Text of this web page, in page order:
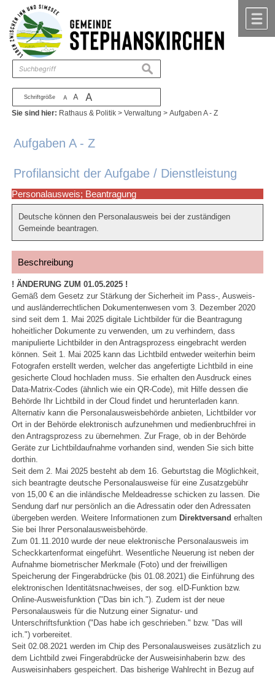
Zum Inhalt ,zur Navigation
Schriftgröße A A A
suchen
Sie sind hier: Rathaus & Politik >Verwaltung >Aufgaben A - Z
Aufgaben A - Z
Profilansicht der Aufgabe / Dienstleistung
Personalausweis; Beantragung
Deutsche können den Personalausweis bei der zuständigen
Gemeinde beantragen.
Beschreibung
! ÄNDERUNG ZUM 01.05.2025 !
Gemäß dem Gesetz zur Stärkung der Sicherheit im Pass-, Ausweis-
und ausländerrechtlichen Dokumentenwesen vom 3. Dezember 2020
sind seit dem 1. Mai 2025 digitale Lichtbilder für die Beantragung
hoheitlicher Dokumente zu verwenden, um zu verhindern, dass
manipulierte Lichtbilder in den Antragsprozess eingebracht werden
können. Seit 1. Mai 2025 kann das Lichtbild entweder weiterhin beim
Fotografen erstellt werden, welcher das angefertigte Lichtbild in eine
gesicherte Cloud hochladen muss. Sie erhalten den Ausdruck eines
Data-Matrix-Codes (ähnlich wie ein QR-Code), mit Hilfe dessen die
Behörde Ihr Lichtbild in der Cloud findet und herunterladen kann.
Alternativ kann die Personalausweisbehörde anbieten, Lichtbilder vor
Ort in der Behörde elektronisch aufzunehmen und medienbruchfrei in
den Antragsprozess zu übernehmen. Zur Frage, ob in der Behörde
Geräte zur Lichtbildaufnahme vorhanden sind, wenden Sie sich bitte
dorthin.
Seit dem 2. Mai 2025 besteht ab dem 16. Geburtstag die Möglichkeit,
sich beantragte deutsche Personalausweise für eine Zusatzgebühr
von 15,00 € an die inländische Meldeadresse schicken zu lassen. Die
Sendung darf nur persönlich an die Adressatin oder den Adressaten
übergeben werden. Weitere Informationen zum Direktversand erhalten
Sie bei Ihrer Personalausweisbehörde.
Zum 01.11.2010 wurde der neue elektronische Personalausweis im
Scheckkartenformat eingeführt. Wesentliche Neuerung ist neben der
Aufnahme biometrischer Merkmale (Foto) und der freiwilligen
Speicherung der Fingerabdrücke (bis 01.08.2021) die Einführung des
elektronischen Identitätsnachweises, der sog. eID-Funktion bzw.
Online-Ausweisfunktion ("Das bin ich."). Zudem ist der neue
Personalausweis für die Nutzung einer Signatur- und
Unterschriftsfunktion ("Das habe ich geschrieben." bzw. "Das will
ich.") vorbereitet.
Seit 02.08.2021 werden im Chip des Personalausweises zusätzlich zu
dem Lichtbild zwei Fingerabdrücke der Ausweisinhaberin bzw. des
Ausweisinhabers gespeichert. Das bisherige Wahlrecht in Bezug auf